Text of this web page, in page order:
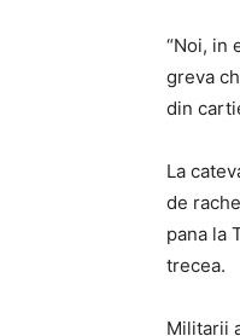
“Noi, in
greva
din
La
de
pana la
trecea.
Militarii